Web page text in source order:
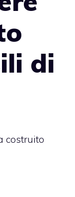
di
costruito